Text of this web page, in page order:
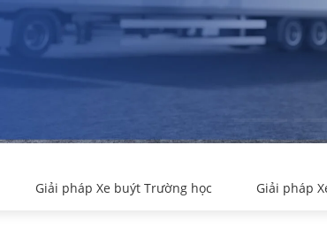
Giải pháp Xe buýt Trường học Giải pháp